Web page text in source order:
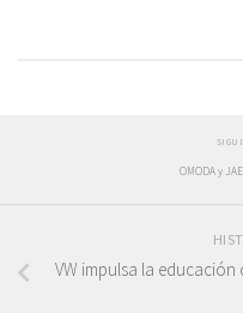
OMODA y
VW impulsa la